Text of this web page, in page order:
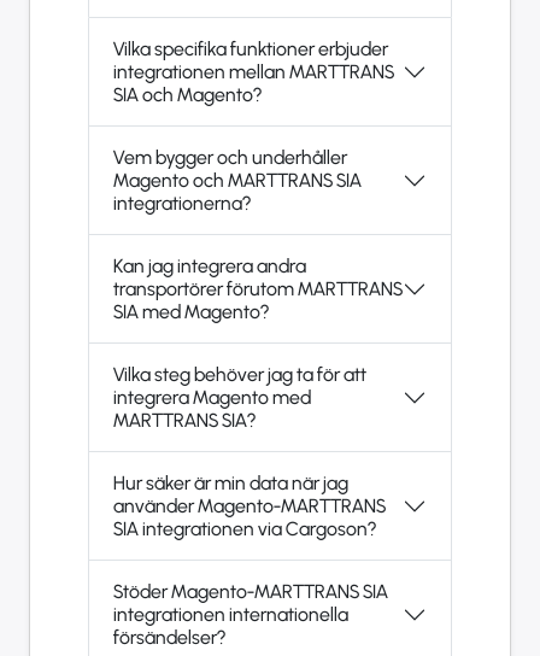
Vilka specifika funktioner erbjuder
integrationen mellan MARTTRANS
SIA och Magento?
Vem bygger och underhåller
Magento och MARTTRANS SIA
integrationerna?
Kan jag integrera andra
transportörer förutom MARTTRANS
SIA med Magento?
Vilka steg behöver jag ta för att
integrera Magento med
MARTTRANS SIA?
Hur säker är min data när jag
använder Magento-MARTTRANS
SIA integrationen via Cargoson?
Stöder Magento-MARTTRANS SIA
integrationen internationella
försändelser?